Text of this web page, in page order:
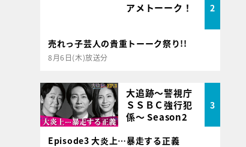
アメトーーク！ 2
売れっ子芸人の貴重トーーク祭り!!
8月6日(木)放送分
大追跡～警視庁
ＳＳＢＣ強行犯
係～ Season2
3
Episode3 大炎上…暴走する正義